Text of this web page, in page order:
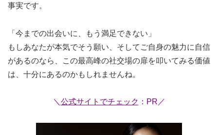
事実です。
「今までの出会いに、もう満足できない」
もしあなたが本気でそう願い、そしてご自身の魅力に自信
があるのなら、この最高峰の社交場の扉を叩いてみる価値
は、十分にあるのかもしれませんね。
＼ 公式サイトでチェック ：PR／